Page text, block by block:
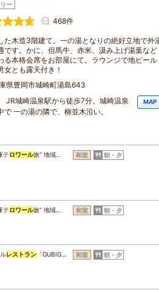
ー
468件
た木造3階建て。一の湯となりの絶好立地で外
です。かに、但馬牛、赤米、汲み上げ湯葉など
る本格会席をお部屋にて。ラウンジで地ビール
女とも露天付き！
県豊岡市城崎町湯島643
JR城崎温泉駅から徒歩7分。城崎温泉
で 一の湯の隣で、柳並木沿い。
MAP
テロワール旅” 地域… 和室 朝・夕
テロワール旅” 地域… 和室 朝・夕
レストラン「GUBIG… 和室 朝・夕